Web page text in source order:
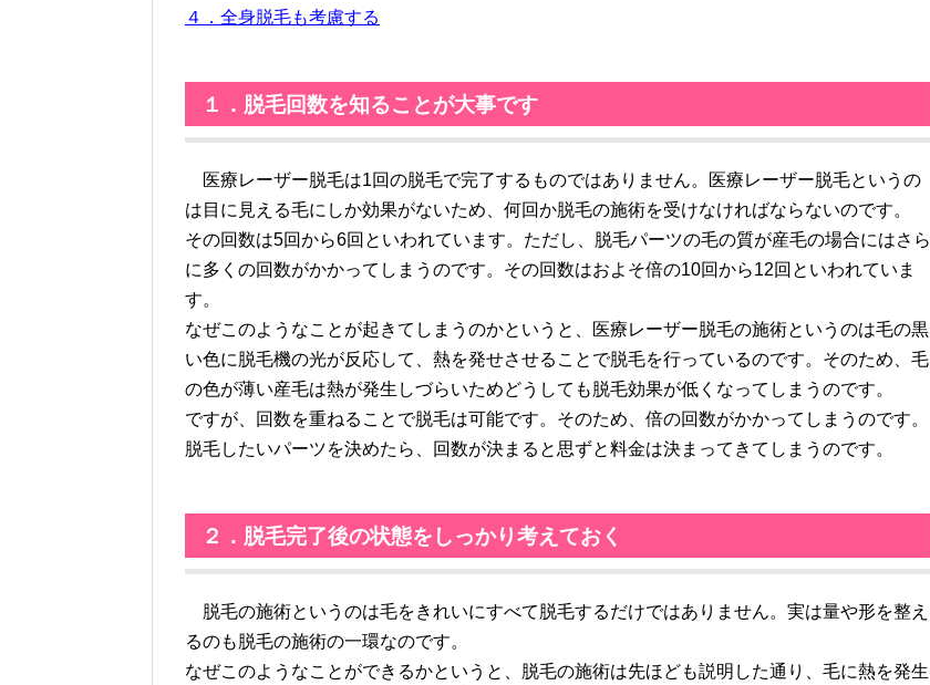
４．全身脱毛も考慮する
１．脱毛回数を知ることが大事です
医療レーザー脱毛は1回の脱毛で完了するものではありません。医療レーザー脱毛というの
は目に見える毛にしか効果がないため、何回か脱毛の施術を受けなければならないのです。
その回数は5回から6回といわれています。ただし、脱毛パーツの毛の質が産毛の場合にはさら
に多くの回数がかかってしまうのです。その回数はおよそ倍の10回から12回といわれていま
す。
なぜこのようなことが起きてしまうのかというと、医療レーザー脱毛の施術というのは毛の黒
い色に脱毛機の光が反応して、熱を発せさせることで脱毛を行っているのです。そのため、毛
の色が薄い産毛は熱が発生しづらいためどうしても脱毛効果が低くなってしまうのです。
ですが、回数を重ねることで脱毛は可能です。そのため、倍の回数がかかってしまうのです。
脱毛したいパーツを決めたら、回数が決まると思ずと料金は決まってきてしまうのです。
２．脱毛完了後の状態をしっかり考えておく
脱毛の施術というのは毛をきれいにすべて脱毛するだけではありません。実は量や形を整え
るのも脱毛の施術の一環なのです。
なぜこのようなことができるかというと、脱毛の施術は先ほども説明した通り、毛に熱を発生